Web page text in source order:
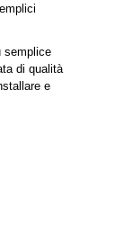
semplice
di qualità
e